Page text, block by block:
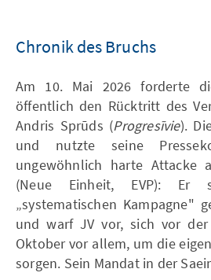
Chronik des Bruchs
Am 10. Mai 2026 forderte
öffentlich den Rücktritt des
Andris Sprūds (Progresīvie).
und nutzte seine
ungewöhnlich harte Attacke
(Neue Einheit, EVP): Er
„systematischen Kampagne"
und warf JV vor, sich vor
Oktober vor allem, um die
sorgen. Sein Mandat in der